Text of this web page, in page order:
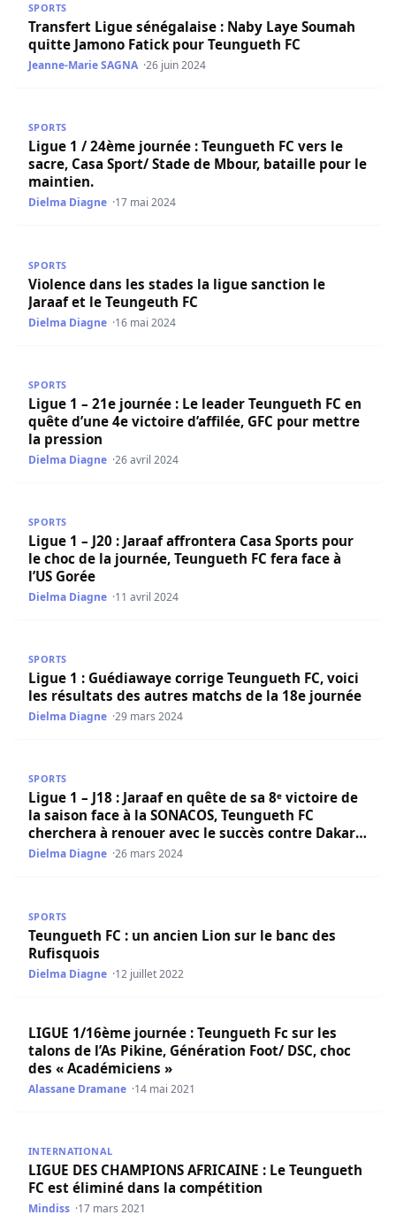
SPORTS
Transfert Ligue sénégalaise : Naby Laye Soumah
quitte Jamono Fatick pour Teungueth FC
Jeanne-Marie SAGNA 26 juin 2024
SPORTS
Ligue 1 / 24ème journée : Teungueth FC vers le
sacre, Casa Sport/ Stade de Mbour, bataille pour le
maintien.
Dielma Diagne 17 mai 2024
SPORTS
Violence dans les stades la ligue sanction le
Jaraaf et le Teungeuth FC
Dielma Diagne 16 mai 2024
SPORTS
Ligue 1 – 21e journée : Le leader Teungueth FC en
quête d’une 4e victoire d’affilée, GFC pour mettre
la pression
Dielma Diagne 26 avril 2024
SPORTS
Ligue 1 – J20 : Jaraaf affrontera Casa Sports pour
le choc de la journée, Teungueth FC fera face à
l’US Gorée
Dielma Diagne 11 avril 2024
SPORTS
Ligue 1 : Guédiawaye corrige Teungueth FC, voici
les résultats des autres matchs de la 18e journée
Dielma Diagne 29 mars 2024
SPORTS
Ligue 1 – J18 : Jaraaf en quête de sa 8ᵉ victoire de
la saison face à la SONACOS, Teungueth FC
cherchera à renouer avec le succès contre Dakar
SC
Dielma Diagne 26 mars 2024
SPORTS
Teungueth FC : un ancien Lion sur le banc des
Rufisquois
Dielma Diagne 12 juillet 2022
LIGUE 1/16ème journée : Teungueth Fc sur les
talons de l’As Pikine, Génération Foot/ DSC, choc
des « Académiciens »
Alassane Dramane 14 mai 2021
INTERNATIONAL
LIGUE DES CHAMPIONS AFRICAINE : Le Teungueth
FC est éliminé dans la compétition
Mindiss 17 mars 2021